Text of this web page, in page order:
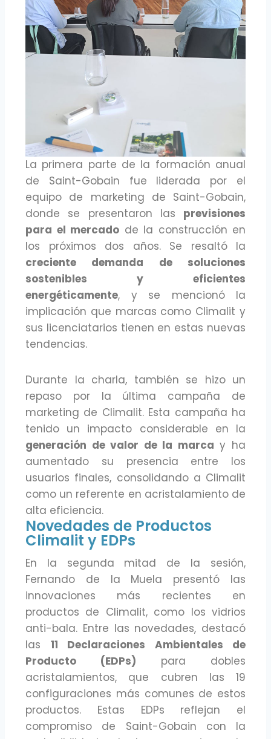
La primera parte de la formación anual
de Saint-Gobain fue liderada por el
equipo de marketing de Saint-Gobain,
donde se presentaron las previsiones
para el mercado de la construcción en
los próximos dos años. Se resaltó la
creciente demanda de soluciones
sostenibles y eficientes
energéticamente, y se mencionó la
implicación que marcas como Climalit y
sus licenciatarios tienen en estas nuevas
tendencias.
Durante la charla, también se hizo un
repaso por la última campaña de
marketing de Climalit. Esta campaña ha
tenido un impacto considerable en la
generación de valor de la marca y ha
aumentado su presencia entre los
usuarios finales, consolidando a Climalit
como un referente en acristalamiento de
alta eficiencia.
Novedades de Productos
Climalit y EDPs
En la segunda mitad de la sesión,
Fernando de la Muela presentó las
innovaciones más recientes en
productos de Climalit, como los vidrios
anti-bala. Entre las novedades, destacó
las 11 Declaraciones Ambientales de
Producto (EDPs) para dobles
acristalamientos, que cubren las 19
configuraciones más comunes de estos
productos. Estas EDPs reflejan el
compromiso de Saint-Gobain con la